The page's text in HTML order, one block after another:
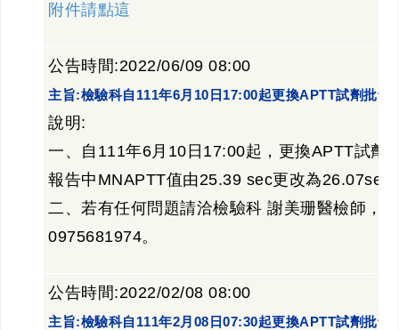
附件請點這
公告時間:2022/06/09 08:00
主旨:檢驗科自111年6月10日17:00起更換APTT試劑批號
說明:
一、自111年6月10日17:00起，更換APTT試劑
報告中MNAPTT值由25.39 sec更改為26.07sec
二、若有任何問題請洽檢驗科 謝美珊醫檢師，
0975681974。
公告時間:2022/02/08 08:00
主旨:檢驗科自111年2月08日07:30起更換APTT試劑批號